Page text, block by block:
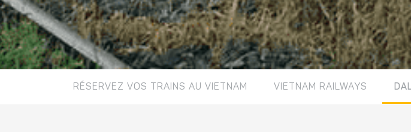
RÉSERVEZ VOS TRAINS AU VIETNAM VIETNAM RAILWAYS